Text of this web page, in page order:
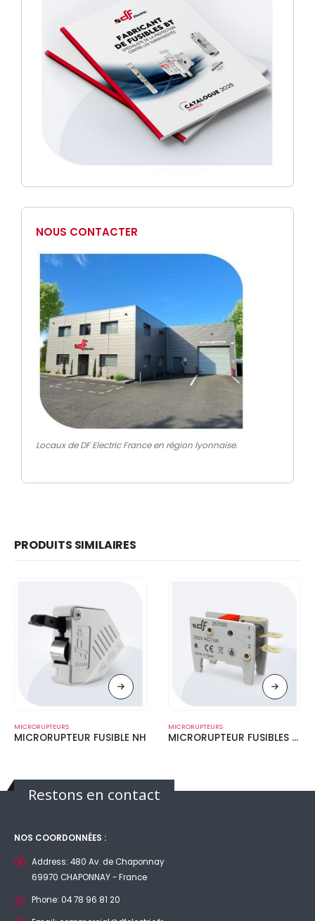
NOUS CONTACTER
Locaux de DF Electric France en région lyonnaise.
PRODUITS SIMILAIRES
MICRORUPTEURS
MICRORUPTEUR FUSIBLE NH
MICRORUPTEURS
MICRORUPTEUR FUSIBLES NH3L
Restons en contact
NOS COORDONNÉES :
Address: 480 Av. de Chaponnay
69970 CHAPONNAY - France
Phone: 04 78 96 81 20